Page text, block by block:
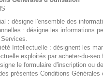
: désigne l'ensemble des
: désigne les informations
Intellectuelle : désignent les
exploités par acheter-du-
le formulaire d'inscription ou
présentes Conditions Générales